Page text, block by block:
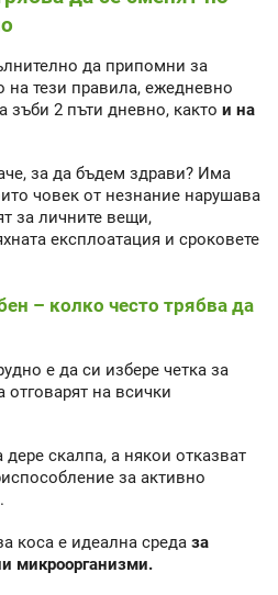
да припомни за
на тези правила, ежедневно
2 пъти дневно, както и на
за да бъдем здрави? Има
човек от незнание нарушава
за личните вещи,
експлоатация и сроковете
– колко често трябва да
е да си избере четка за
отговарят на всички
дере скалпа, а някои отказват
за активно
коса е идеална среда за
микроорганизми.